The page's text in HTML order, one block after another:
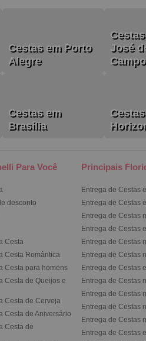
Cestas em Porto
Alegre
José
Cestas em
Brasília
Para Você
desconto
Cesta
Cesta Romântica
Cesta para homens
Cesta de Queijos e
Cesta de Cerveja
Cesta de Aniversário
Cesta de
Principais
Entrega de Cestas
Entrega de Cestas
Entrega de Cestas
Entrega de Cestas
Entrega de Cestas
Entrega de Cestas
Entrega de Cestas
Entrega de Cestas
Entrega de Cestas
Entrega de Cestas
Entrega de Cestas
Entrega de Cestas